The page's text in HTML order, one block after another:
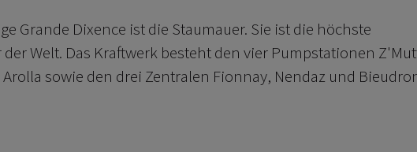
Grande Dixence ist die Staumauer. Sie ist die höchste
Welt. Das Kraftwerk besteht den vier Pumpstationen
sowie den drei Zentralen Fionnay, Nendaz und